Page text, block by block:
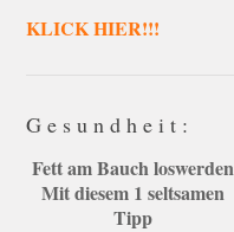
KLICK HIER!!!
Gesundheit:
Fett am Bauch loswerden
Mit diesem 1 seltsamen
Tipp